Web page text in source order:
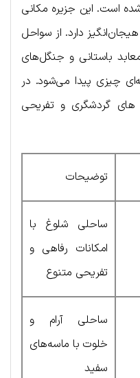
است. این جزیره مکانی
دارد. از سواحل
باستانی و جنگل‌های
چیزی پیدا می‌شود. در
های گردشگری و تفریحی
توضیحات
ساحلی شلوغ با
امکانات رفاهی و
تفریحی متنوع
ساحلی آرام و
خلوت با ماسه‌های
سفید